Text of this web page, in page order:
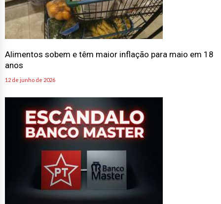
Alimentos sobem e têm maior inflação para maio em 18
anos
12 de junho de 2026